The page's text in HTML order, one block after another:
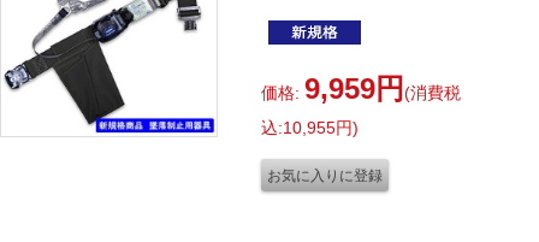
ワンタッチバックル
価格: 9,959円 (消費税
込:10,955円)